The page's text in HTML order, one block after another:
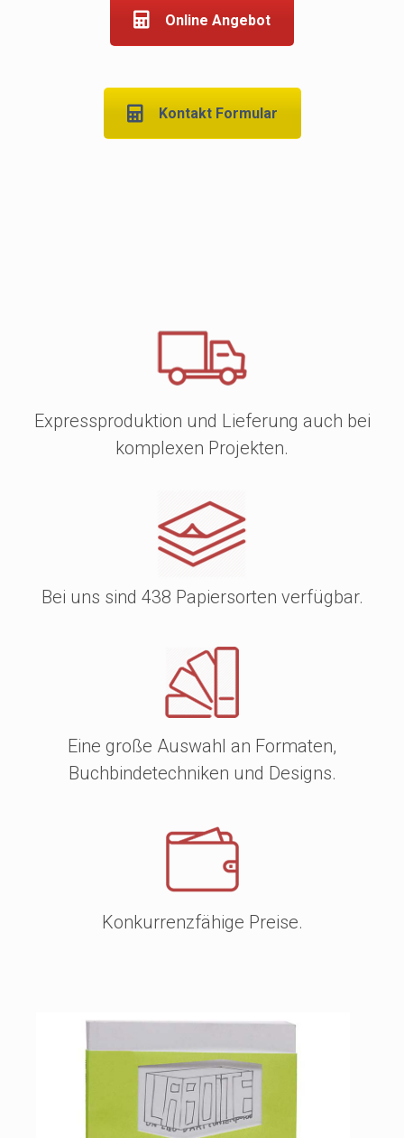
Online Angebot
Kontakt Formular
Expressproduktion und Lieferung auch bei
komplexen Projekten.
Bei uns sind 438 Papiersorten verfügbar.
Eine große Auswahl an Formaten,
Buchbindetechniken und Designs.
Konkurrenzfähige Preise.